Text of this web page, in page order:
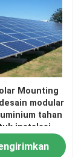
Mounting
modular
tahan
instalasi
panel